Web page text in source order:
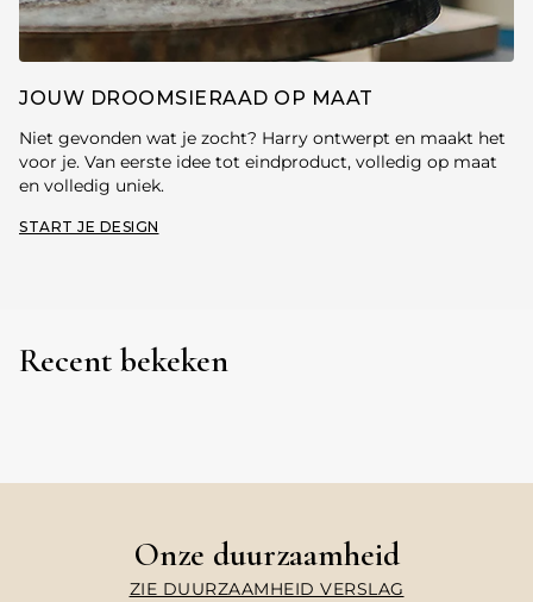
JOUW DROOMSIERAAD OP MAAT
Niet gevonden wat je zocht? Harry ontwerpt en maakt het
voor je. Van eerste idee tot eindproduct, volledig op maat
en volledig uniek.
START JE DESIGN
Recent bekeken
Onze duurzaamheid
ZIE DUURZAAMHEID VERSLAG